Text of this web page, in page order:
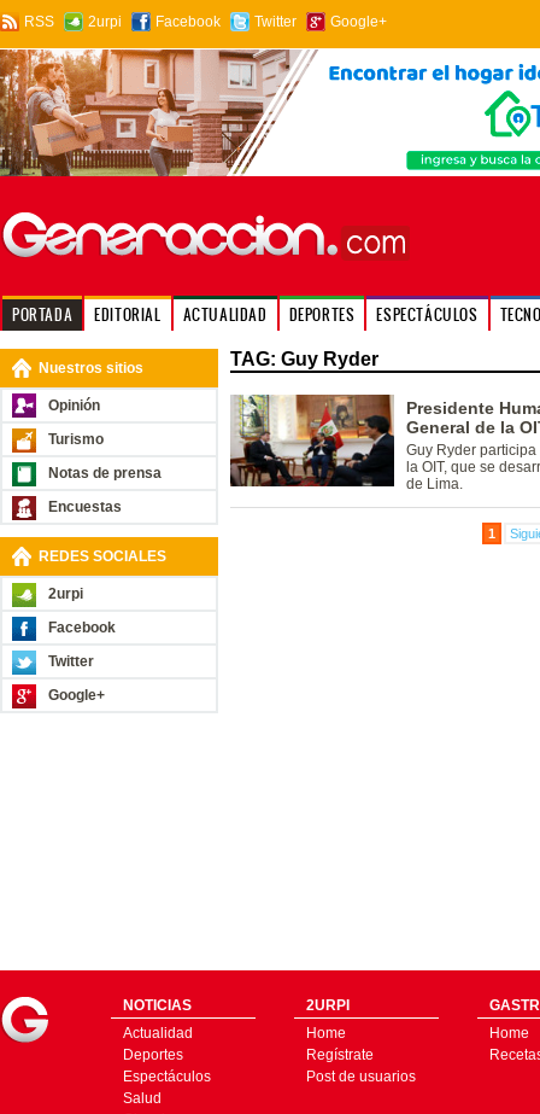
RSS 2urpi Facebook Twitter Google+
PORTADA EDITORIAL ACTUALIDAD DEPORTES ESPECTÁCULOS
Nuestros sitios
Opinión
Turismo
Notas de prensa
Encuestas
REDES SOCIALES
2urpi
Facebook
Twitter
Google+
TAG: Guy Ryder
Presidente
General de la
Guy Ryder
la OIT, que se
de Lima.
1
NOTICIAS
Actualidad
Deportes
Espectáculos
Salud
2URPI
Home
Regístrate
Post de usuarios
Home